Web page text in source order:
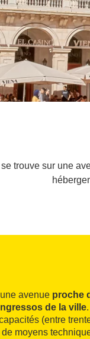
trouve sur une
avenue proche
de la ville
(entre
moyens